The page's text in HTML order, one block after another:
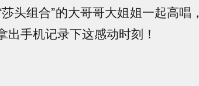
头组合”的大哥哥大姐姐一起高唱，
手机记录下这感动时刻！